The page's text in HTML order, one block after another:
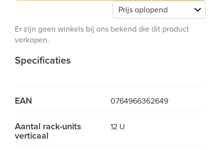
Er zijn geen winkels bij ons bekend die dit product
verkopen.
Specificaties
EAN 0764966362649
Aantal rack-units
verticaal
12 U